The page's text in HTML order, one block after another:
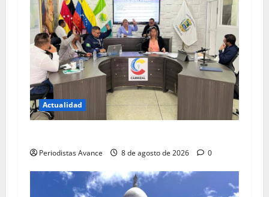
Actualidad
Periodistas Avance 8 de agosto de 2026 0